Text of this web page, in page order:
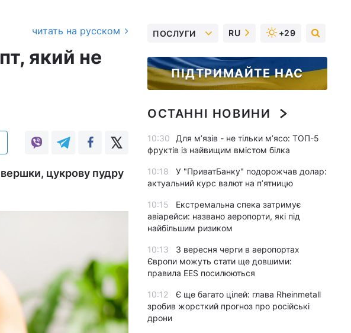
читать на русском
який не
цукрову пудру
ПОСЛУГИ RU +29
ПІДТРИМАЙТЕ НАС
ОСТАННІ НОВИНИ
10:30
Для м’язів - не тільки м’ясо: ТОП-5
фруктів із найвищим вмістом білка
10:18
У "ПриватБанку" подорожчав долар:
актуальний курс валют на п’ятницю
10:15
Екстремальна спека затримує
авіарейси: названо аеропорти, які під
найбільшим ризиком
10:13
З вересня черги в аеропортах
Європи можуть стати ще довшими:
правила EES посилюються
10:12
Є ще багато цілей: глава Rheinmetall
зробив жорсткий прогноз про російські
дрони